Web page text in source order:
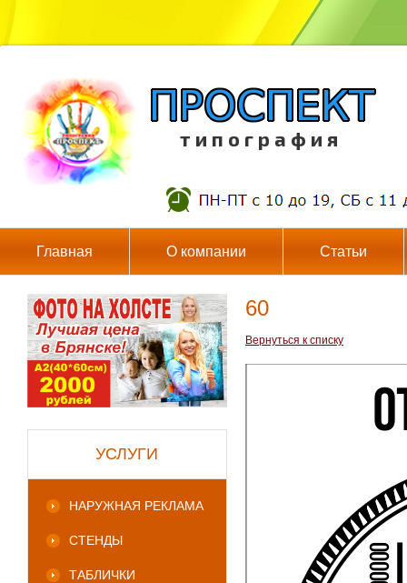
т и п о г р а ф и я
Главная О компании Статьи
УСЛУГИ
НАРУЖНАЯ РЕКЛАМА
СТЕНДЫ
ТАБЛИЧКИ
60
Вернуться к списку